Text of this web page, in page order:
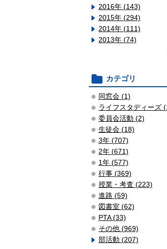
2016年 (143)
2015年 (294)
2014年 (111)
2013年 (74)
カテゴリ
同窓会 (1)
ライフスタディーズ
委員会活動 (2)
生徒会 (18)
3年 (707)
2年 (671)
1年 (577)
行事 (369)
授業・考査 (223)
進路 (59)
図書室 (62)
PTA (33)
その他 (969)
部活動 (207)